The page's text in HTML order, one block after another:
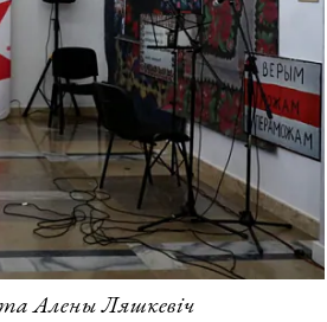
Алены Ляшкевіч